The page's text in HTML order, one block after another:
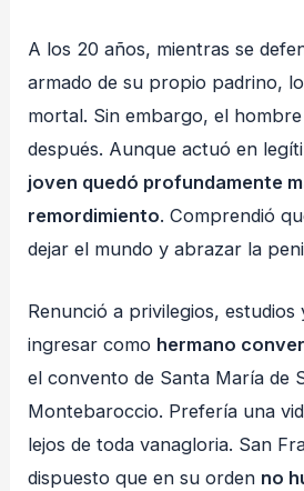
A los 20 años, mientras se
armado de su propio padrino,
mortal. Sin embargo, el
después. Aunque actuó en
joven quedó profundamente
remordimiento. Comprendió
dejar el mundo y abrazar la
Renunció a privilegios, estudios
ingresar como hermano
el convento de Santa María de
Montebaroccio. Prefería una
lejos de toda vanagloria. San
dispuesto que en su orden no